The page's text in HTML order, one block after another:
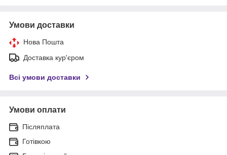
Умови доставки
Нова Пошта
Доставка кур'єром
Всі умови доставки
Умови оплати
Післяплата
Готівкою